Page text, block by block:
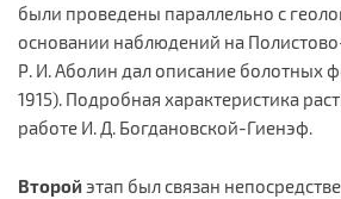
были проведены параллельно с
основании наблюдений на
Р. И. Аболин дал описание болотных
1915). Подробная характеристика
работе И. Д. Богдановской-Гиенэф.
Второйэтап был связан